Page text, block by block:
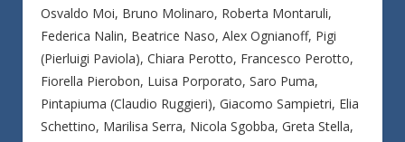
Osvaldo Moi, Bruno Molinaro, Roberta Montaruli,
Federica Nalin, Beatrice Naso, Alex Ognianoff, Pigi
(Pierluigi Paviola), Chiara Perotto, Francesco Perotto,
Fiorella Pierobon, Luisa Porporato, Saro Puma,
Pintapiuma (Claudio Ruggieri), Giacomo Sampietri, Elia
Schettino, Marilisa Serra, Nicola Sgobba, Greta Stella,